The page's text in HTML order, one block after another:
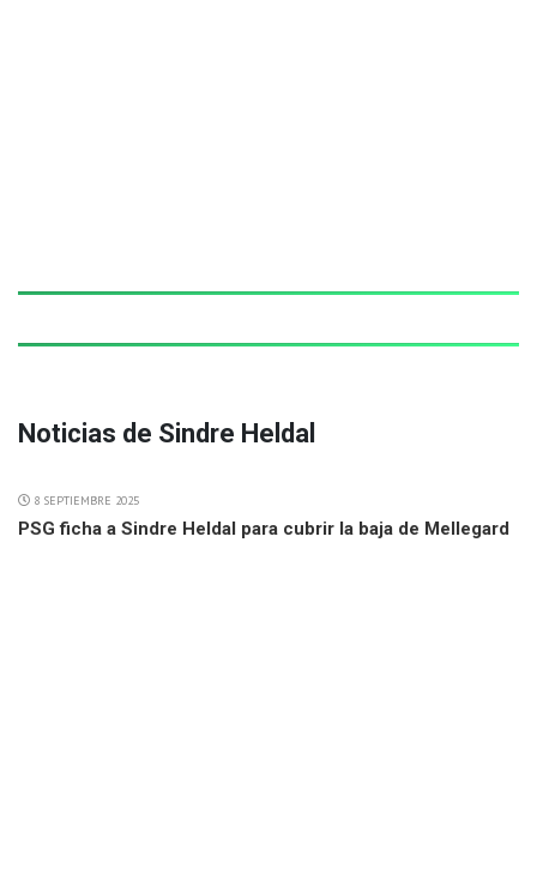
Noticias de Sindre Heldal
8 SEPTIEMBRE 2025
PSG ficha a Sindre Heldal para cubrir la baja de Mellegard